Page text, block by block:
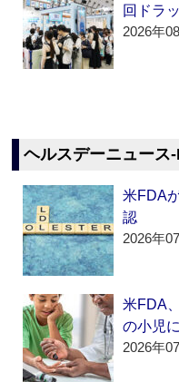
回ドラ
2026年
ヘルスデーニュース
米FDA
認
2026年
米FDA
の小児
2026年